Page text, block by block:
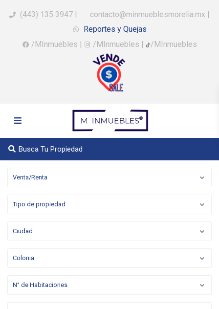
(443) 135 3947 | contacto@minmueblesmorelia.mx |
Reportes y Quejas
/MInmuebles | /MInmuebles | /MInmuebles
Busca Tu Propiedad
Venta/Renta
Tipo de propiedad
Ciudad
Colonia
N° de Habitaciones